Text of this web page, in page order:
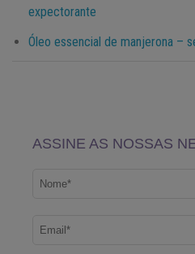
expectorante
Óleo essencial de manjerona –